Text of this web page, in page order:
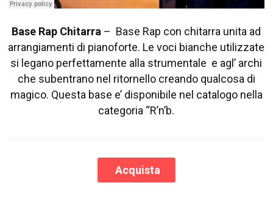
Base Rap Chitarra – Base Rap con chitarra unita ad
arrangiamenti di pianoforte. Le voci bianche utilizzate
si legano perfettamente alla strumentale e agl’ archi
che subentrano nel ritornello creando qualcosa di
magico. Questa base e’ disponibile nel catalogo nella
categoria “R’n’b.
Acquista